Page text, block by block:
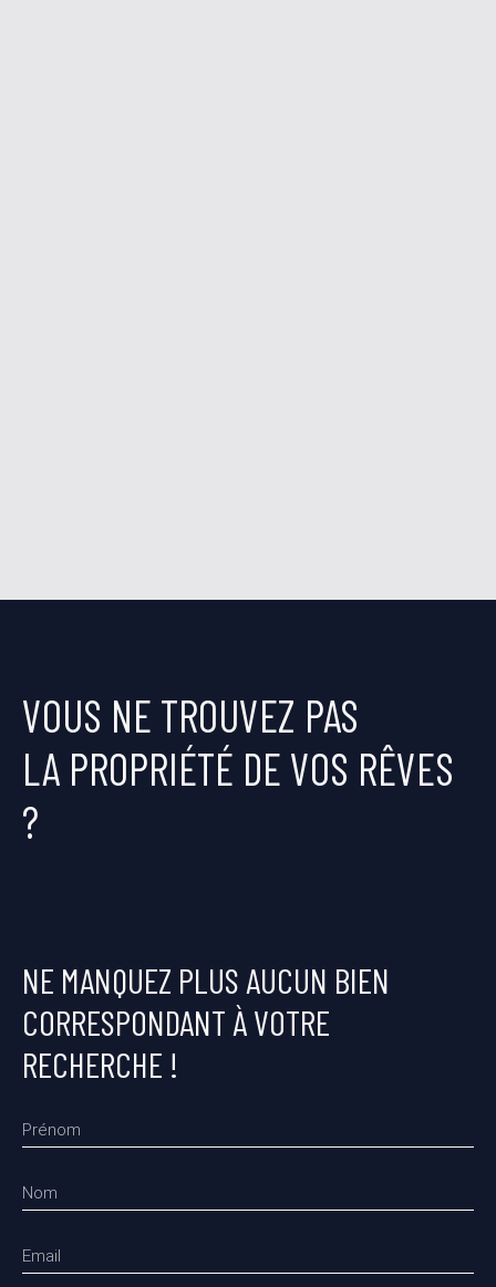
VOUS NE TROUVEZ PAS
LA PROPRIÉTÉ DE VOS RÊVES
?
NE MANQUEZ PLUS AUCUN BIEN
CORRESPONDANT À VOTRE
RECHERCHE !
Prénom
Nom
Email